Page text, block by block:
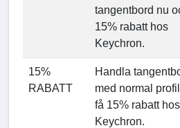
tangentbord nu
15% rabatt hos
Keychron.
15%
RABATT
Handla
med normal
få 15% rabatt hos
Keychron.